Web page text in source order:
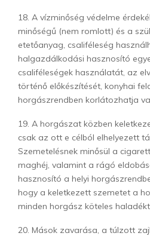
18. A vízminőség védelme
minőségű (nem romlott) és a
etetőanyag, csaliféleség
halgazdálkodási hasznosító
csaliféleségek használatát, az
történő előkészítését, konyhai
horgászrendben korlátozhatja
19. A horgászat közben
csak az ott e célból elhelyezett
Szemetelésnek minősül a
maghéj, valamint a rágó
hasznosító a helyi
hogy a keletkezett szemetet a
minden horgász köteles
20. Mások zavarása, a túlzott